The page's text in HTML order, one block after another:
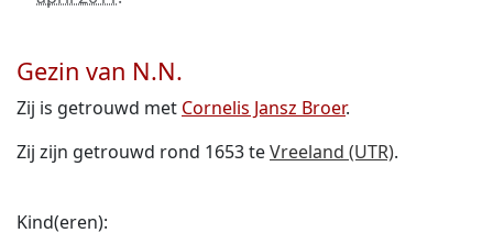
Gezin van N.N.
Zij is getrouwd met Cornelis Jansz Broer.
Zij zijn getrouwd rond 1653 teVreeland (UTR).
Kind(eren):